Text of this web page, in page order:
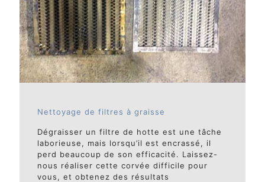
Nettoyage de filtres à graisse
Dégraisser un filtre de hotte est une tâche
laborieuse, mais lorsqu’il est encrassé, il
perd beaucoup de son efficacité. Laissez-
nous réaliser cette corvée difficile pour
vous, et obtenez des résultats